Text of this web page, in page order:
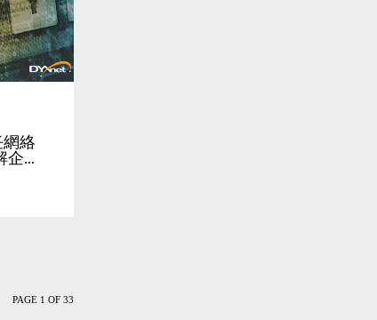
網絡
企…
PAGE 1 OF 33